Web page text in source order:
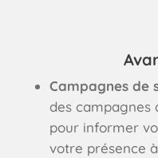
Campagnes de
des campagnes
pour informer
votre présence